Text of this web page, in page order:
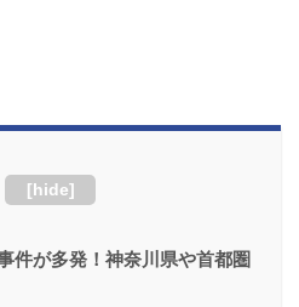
[hide]
件が多発！神奈川県や首都圏